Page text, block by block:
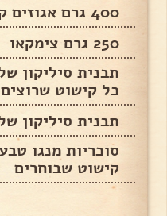
400 גרם אגוזים קצוצים
250 גרם צימקאו
תבנית סיליקון
כל קישוט
תבנית סיליקון
סוכריות מנגו
קישוט שבוחרים